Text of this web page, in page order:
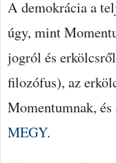
A demokrácia a
úgy, mint
jogról és
filozófus), az
Momentumnak,
MEGY.